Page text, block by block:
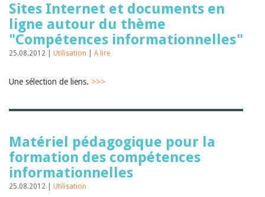
Sites Internet et documents en
ligne autour du thème
"Compétences informationnelles"
25.08.2012 | Utilisation A lire
Une sélection de liens. >>>
Matériel pédagogique pour la
formation des compétences
informationnelles
25.08.2012 | Utilisation